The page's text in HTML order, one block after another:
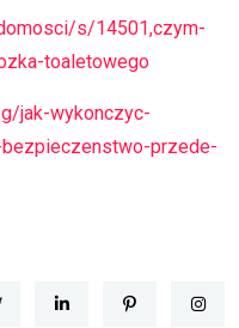
s/14501,czym-
toaletowego
jak-wykonczyc-
przede-